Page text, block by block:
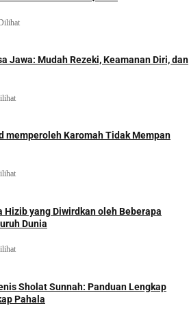
Jawa: Mudah Rezeki, Keamanan Diri, dan
memperoleh Karomah Tidak Mempan
Hizib yang Diwirdkan oleh Beberapa
Dunia
Sholat Sunnah: Panduan Lengkap
Pahala